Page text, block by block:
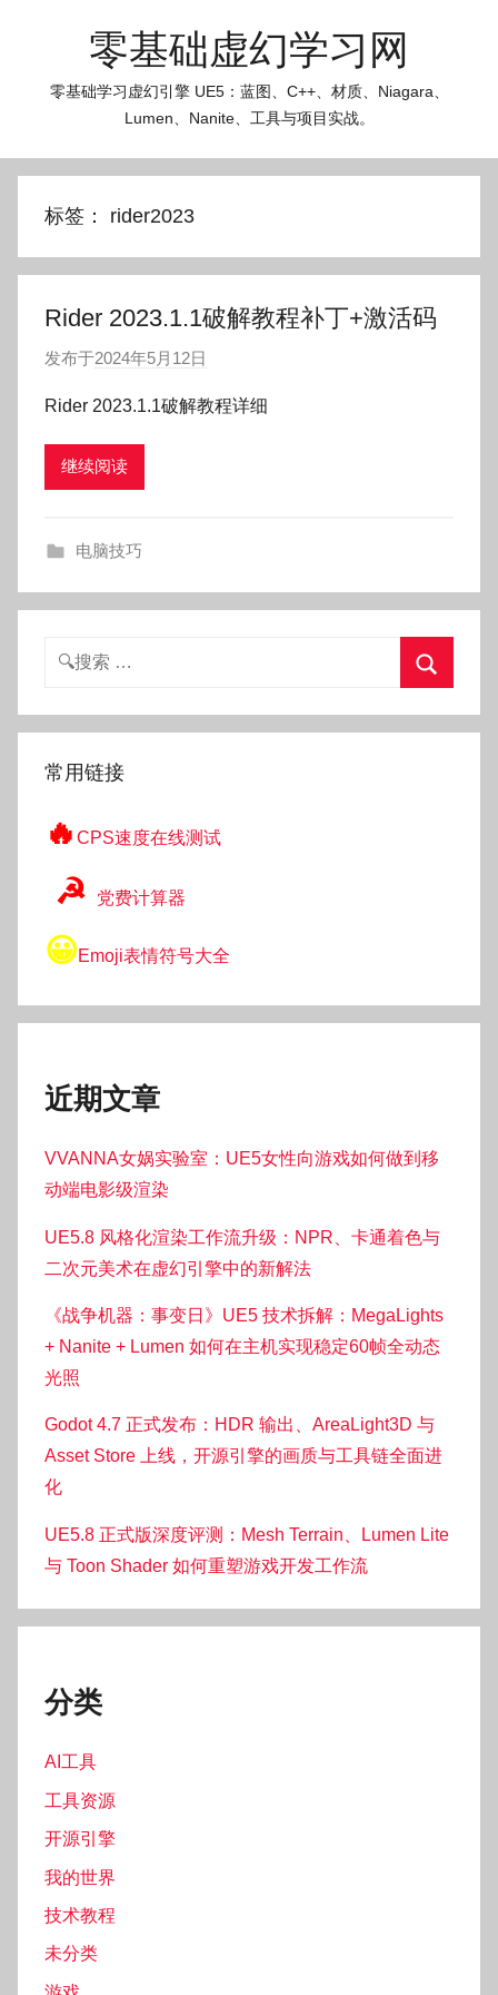
零基础虚幻学习网
零基础学习虚幻引擎 UE5：蓝图、C++、材质、Niagara、
Lumen、Nanite、工具与项目实战。
标签： rider2023
Rider 2023.1.1破解教程补丁+激活码
发布于2024年5月12日
:
o
Rider 2023.1.1破解教程详细
继续阅读
电脑技巧
搜
索
常用链接
🔥 CPS速度在线测试
☭ 党费计算器
😀Emoji表情符号大全
近期文章
VVANNA女娲实验室：UE5女性向游戏如何做到移
动端电影级渲染
UE5.8 风格化渲染工作流升级：NPR、卡通着色与
二次元美术在虚幻引擎中的新解法
《战争机器：事变日》UE5 技术拆解：MegaLights
+ Nanite + Lumen 如何在主机实现稳定60帧全动态
光照
Godot 4.7 正式发布：HDR 输出、AreaLight3D 与
Asset Store 上线，开源引擎的画质与工具链全面进
化
UE5.8 正式版深度评测：Mesh Terrain、Lumen Lite
与 Toon Shader 如何重塑游戏开发工作流
分类
AI工具
工具资源
开源引擎
我的世界
技术教程
未分类